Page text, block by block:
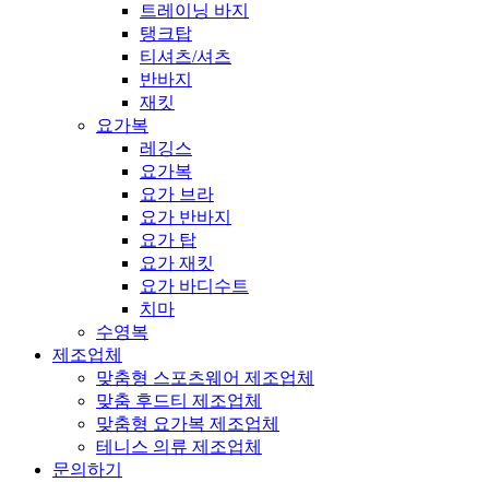
트레이닝 바지
탱크탑
티셔츠/셔츠
반바지
재킷
요가복
레깅스
요가복
요가 브라
요가 반바지
요가 탑
요가 재킷
요가 바디수트
치마
수영복
제조업체
맞춤형 스포츠웨어 제조업체
맞춤 후드티 제조업체
맞춤형 요가복 제조업체
테니스 의류 제조업체
문의하기